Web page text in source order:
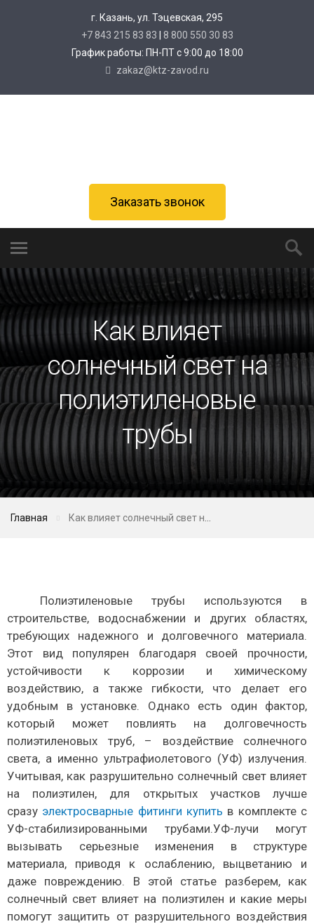
г. Казань, ул. Тэцевская, 295
+7 843 215 83 83
8 800 550 30 83
График работы: ПН-ПТ с 9:00 до 18:00
zakaz@ktz-zavod.ru
Заказать звонок
Как влияет
солнечный свет на
полиэтиленовые
трубы
Главная Как влияет солнечный свет на полиэтиленовые трубы
Полиэтиленовые трубы используются в
строительстве, водоснабжении и других областях,
требующих надежного и долговечного материала.
Этот вид популярен благодаря своей прочности,
устойчивости к коррозии и химическому
воздействию, а также гибкости, что делает его
удобным в установке. Однако есть один фактор,
который может повлиять на долговечность
полиэтиленовых труб, – воздействие солнечного
света, а именно ультрафиолетового (УФ) излучения.
Учитывая, как разрушительно солнечный свет влияет
на полиэтилен, для открытых участков лучше
сразу электросварные фитинги купить в комплекте с
УФ-стабилизированными трубами.УФ-лучи могут
вызывать серьезные изменения в структуре
материала, приводя к ослаблению, выцветанию и
даже повреждению. В этой статье разберем, как
солнечный свет влияет на полиэтилен и какие меры
помогут защитить от разрушительного воздействия